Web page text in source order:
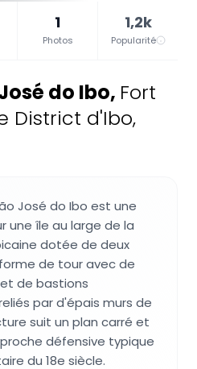
1
Photos
1,2k
Popularité
do Ibo, Fort
District d'Ibo,
José do Ibo est une
une île au large de la
dotée de deux
de tour avec de
de bastions
par d'épais murs de
suit un plan carré et
défensive typique
du 18e siècle.